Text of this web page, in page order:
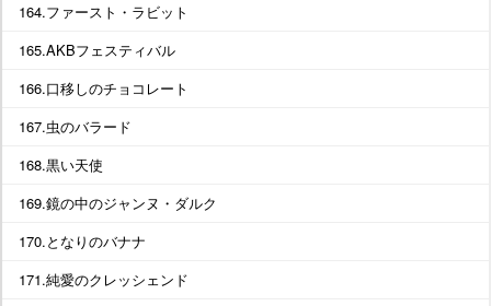
164.ファースト・ラビット
165.AKBフェスティバル
166.口移しのチョコレート
167.虫のバラード
168.黒い天使
169.鏡の中のジャンヌ・ダルク
170.となりのバナナ
171.純愛のクレッシェンド